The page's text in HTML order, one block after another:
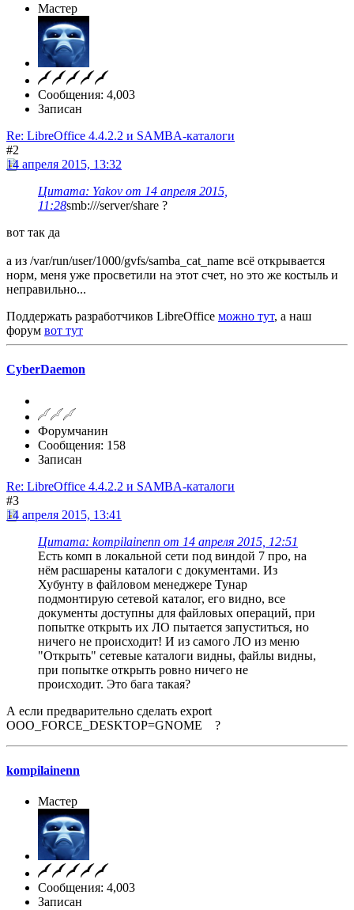
Мастер
Сообщения: 4,003
Записан
Re: LibreOffice 4.4.2.2 и SAMBA-каталоги
#2
14 апреля 2015, 13:32
Цитата: Yakov от 14 апреля 2015,
11:28smb:///server/share ?
вот так да
а из /var/run/user/1000/gvfs/samba_cat_name всё открывается
норм, меня уже просветили на этот счет, но это же костыль и
неправильно...
Поддержать разработчиков LibreOffice можно тут, а наш
форум вот тут
CyberDaemon
Форумчанин
Сообщения: 158
Записан
Re: LibreOffice 4.4.2.2 и SAMBA-каталоги
#3
14 апреля 2015, 13:41
Цитата: kompilainenn от 14 апреля 2015, 12:51
Есть комп в локальной сети под виндой 7 про, на
нём расшарены каталоги с документами. Из
Хубунту в файловом менеджере Тунар
подмонтирую сетевой каталог, его видно, все
документы доступны для файловых операций, при
попытке открыть их ЛО пытается запуститься, но
ничего не происходит! И из самого ЛО из меню
"Открыть" сетевые каталоги видны, файлы видны,
при попытке открыть ровно ничего не
происходит. Это бага такая?
А если предварительно сделать export
OOO_FORCE_DESKTOP=GNOME ?
kompilainenn
Мастер
Сообщения: 4,003
Записан